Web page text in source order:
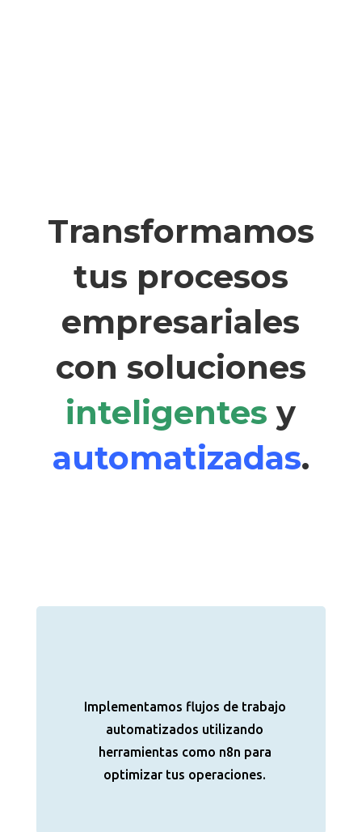
Transformamos
tus procesos
empresariales
con soluciones
inteligentes y
automatizadas.
Implementamos flujos de trabajo
automatizados utilizando
herramientas como n8n para
optimizar tus operaciones.